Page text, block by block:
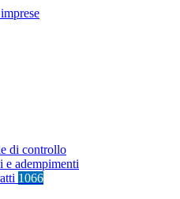
di controllo
e adempimenti
1066